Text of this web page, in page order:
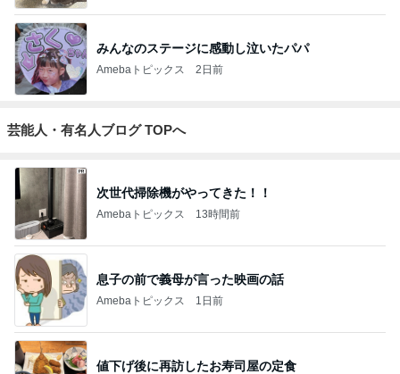
みんなのステージに感動し泣いたパパ
Amebaトピックス 2日前
芸能人・有名人ブログ TOPへ
次世代掃除機がやってきた！！
Amebaトピックス 13時間前
息子の前で義母が言った映画の話
Amebaトピックス 1日前
値下げ後に再訪したお寿司屋の定食